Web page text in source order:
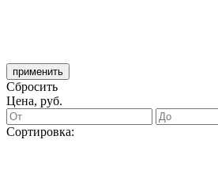
применить
Сбросить
Цена, руб.
Сортировка: